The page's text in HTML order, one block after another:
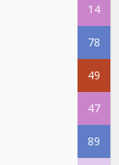
14
78
49
47
89